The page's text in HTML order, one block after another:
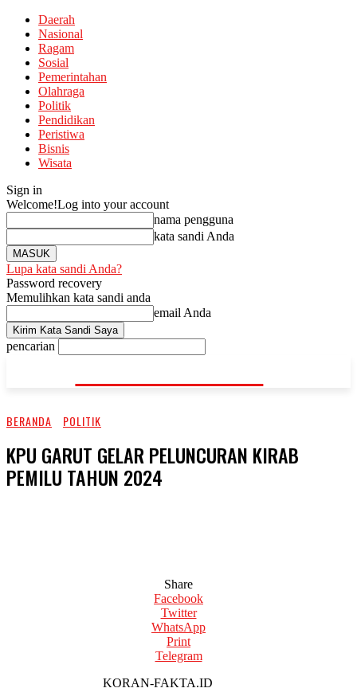
Daerah
Nasional
Ragam
Sosial
Pemerintahan
Olahraga
Politik
Pendidikan
Peristiwa
Bisnis
Wisata
Sign in
Welcome!Log into your account
nama pengguna
kata sandi Anda
Lupa kata sandi Anda?
Password recovery
Memulihkan kata sandi anda
email Anda
pencarian
KORAN-FAKTA.ID
BERANDA POLITIK
KPU GARUT GELAR PELUNCURAN KIRAB
PEMILU TAHUN 2024
Share
Facebook
Twitter
WhatsApp
Print
Telegram
KORAN-FAKTA.ID